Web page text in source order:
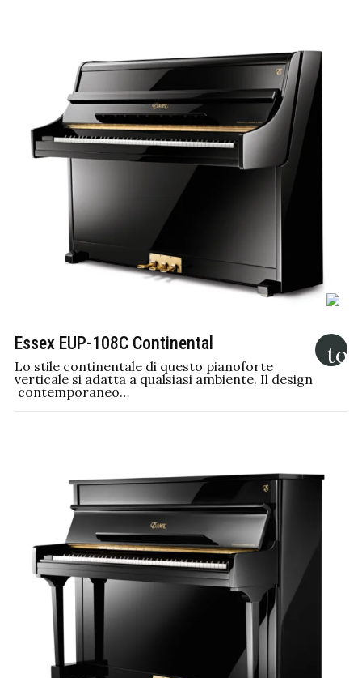
Essex EUP-108C Continental
Lo stile continentale di questo pianoforte
verticale si adatta a qualsiasi ambiente. Il design
contemporaneo…